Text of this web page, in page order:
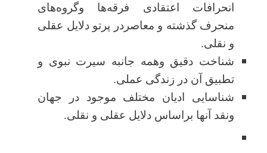
انحرافات اعتقادی فرقهها وگروههای
منحرف گذشته و معاصردر پرتو دلایل عقلی
و نقلی.
شناخت دقیق وهمه جانبه سیرت نبوی و
تطبیق آن در زندگی عملی.
شناسایی ادیان مختلف موجود در جهان
ونقد آنها براساس دلایل عقلی و نقلی.